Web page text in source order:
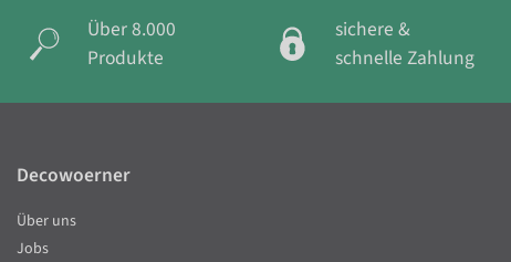
Über 8.000
Produkte
sichere &
schnelle Zahlung
Decowoerner
Über uns
Jobs